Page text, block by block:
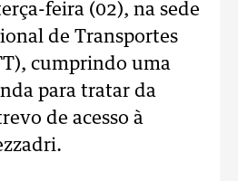
feira (02), na sede
de Transportes
cumprindo uma
para tratar da
de acesso à